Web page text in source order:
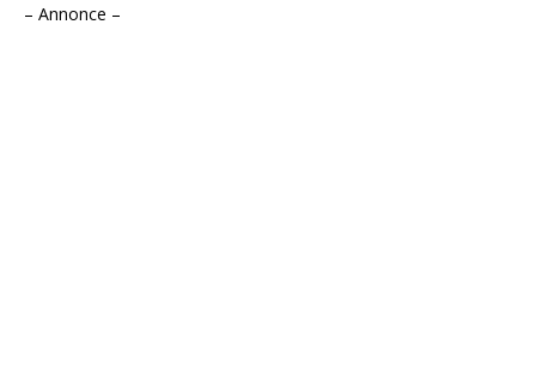
– Annonce –